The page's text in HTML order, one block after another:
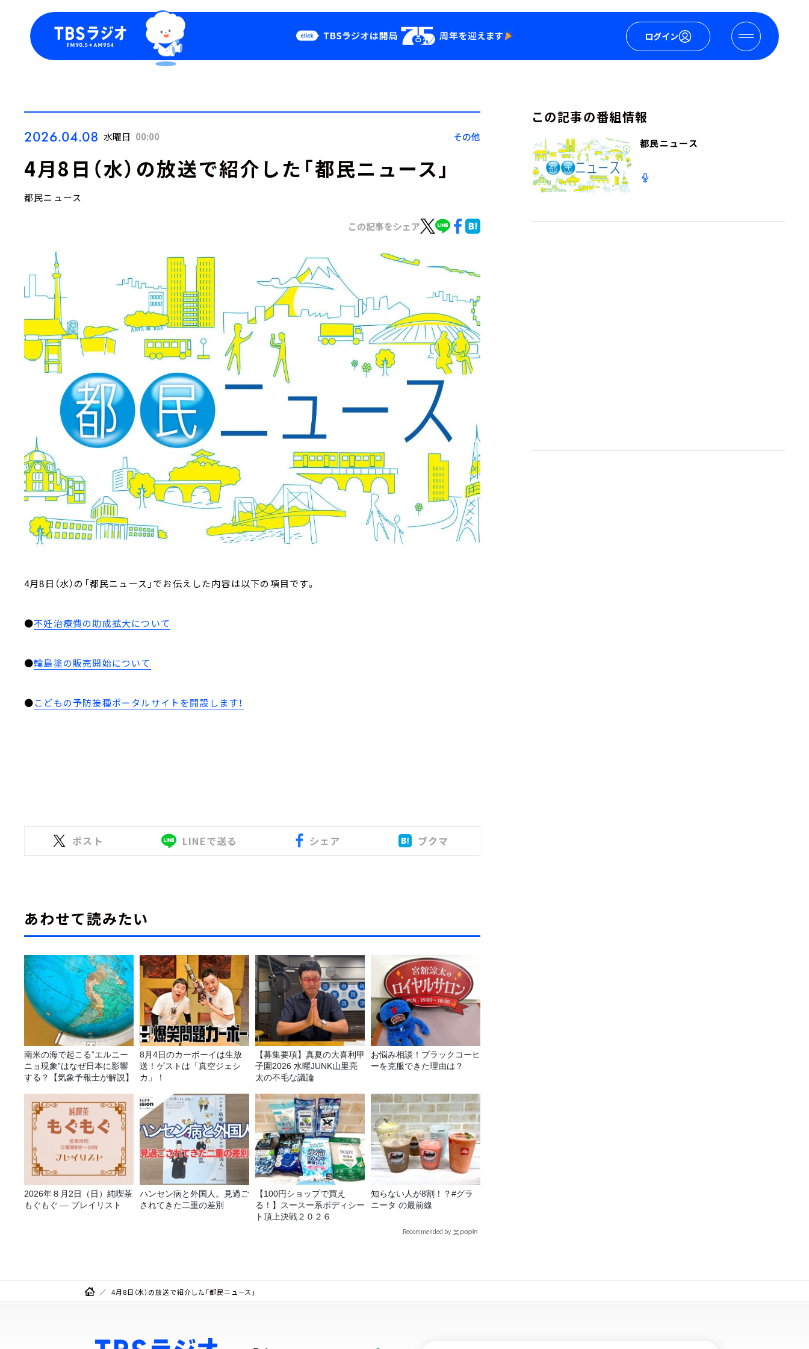
ログイン
Podcast
YouTube
2026.04.08 水曜日 00:00 その他
4月8日（水）の放送で紹介した「都民ニュース」
都民ニュース
この記事をシェア
4月8日（水）の「都民ニュース」でお伝えした内容は以下の項目です。
●不妊治療費の助成拡大について
●輪島塗の販売開始について
●こどもの予防接種ポータルサイトを開設します！
ポスト LINEで送る シェア ブクマ
あわせて読みたい
南米の海で起こる”エルニー
ニョ現象”はなぜ日本に影響
する？【気象予報士が解説】
8月4日のカーボーイは生放
送！ゲストは「真空ジェシ
カ」！
【募集要項】真夏の大喜利甲
子園2026 水曜JUNK山里亮
太の不毛な議論
お悩み相談！ブラックコーヒ
ーを克服できた理由は？
2026年８月2日（日）純喫茶
もぐもぐ ― プレイリスト
ハンセン病と外国人。見過ご
されてきた二重の差別
【100円ショップで買え
る！】スースー系ボディシー
ト頂上決戦２０２６
知らない人が8割！？#グラ
ニータ の最前線
Recommended by
この記事の番組情報
都民ニュース
4月8日（水）の放送で紹介した「都民ニュース」